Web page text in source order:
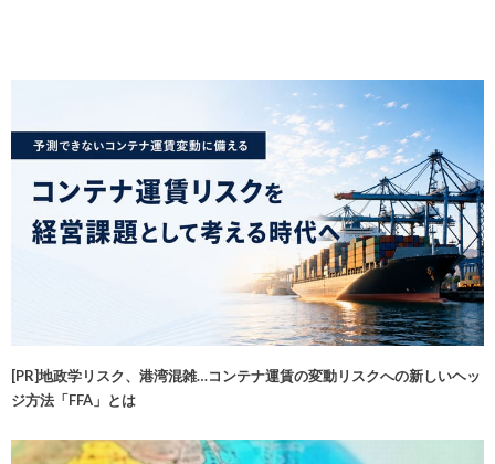
[PR]地政学リスク、港湾混雑…コンテナ運賃の変動リスクへの新しいヘッ
ジ方法「FFA」とは